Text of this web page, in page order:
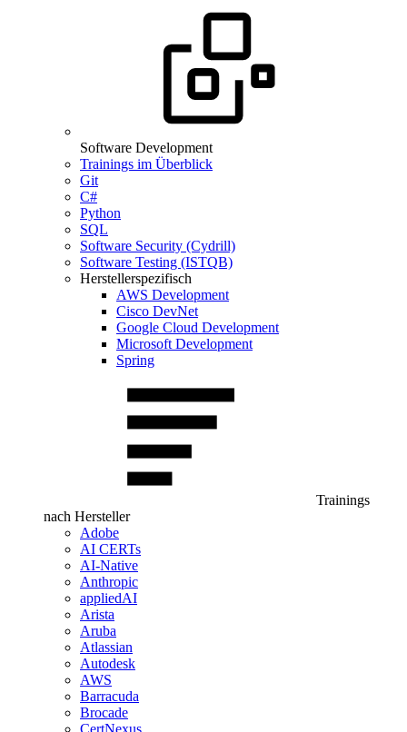
Software Development
Trainings im Überblick
Git
C#
Python
SQL
Software Security (Cydrill)
Software Testing (ISTQB)
Herstellerspezifisch
AWS Development
Cisco DevNet
Google Cloud Development
Microsoft Development
Spring
Trainings
nach Hersteller
Adobe
AI CERTs
AI-Native
Anthropic
appliedAI
Arista
Aruba
Atlassian
Autodesk
AWS
Barracuda
Brocade
CertNexus